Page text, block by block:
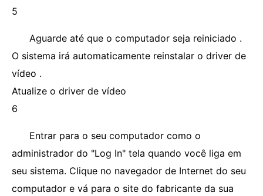
5
Aguarde até que o computador seja reiniciado .
O sistema irá automaticamente reinstalar o driver de
vídeo .
Atualize o driver de vídeo
6
Entrar para o seu computador como o
administrador do "Log In" tela quando você liga em
seu sistema. Clique no navegador de Internet do seu
computador e vá para o site do fabricante da sua